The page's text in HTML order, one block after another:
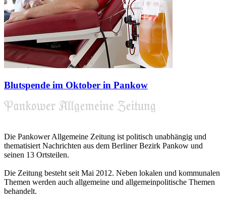
Blutspende im Oktober in Pankow
Die Pankower Allgemeine Zeitung ist politisch unabhängig und
thematisiert Nachrichten aus dem Berliner Bezirk Pankow und
seinen 13 Ortsteilen.
Die Zeitung besteht seit Mai 2012. Neben lokalen und kommunalen
Themen werden auch allgemeine und allgemeinpolitische Themen
behandelt.